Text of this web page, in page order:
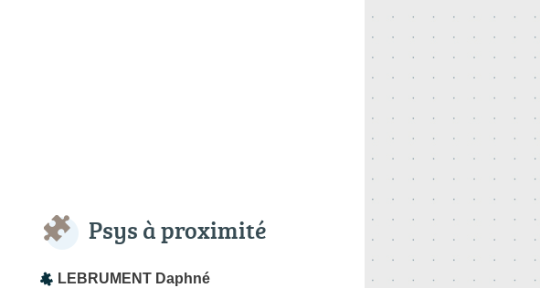
Psys à proximité
LEBRUMENT Daphné